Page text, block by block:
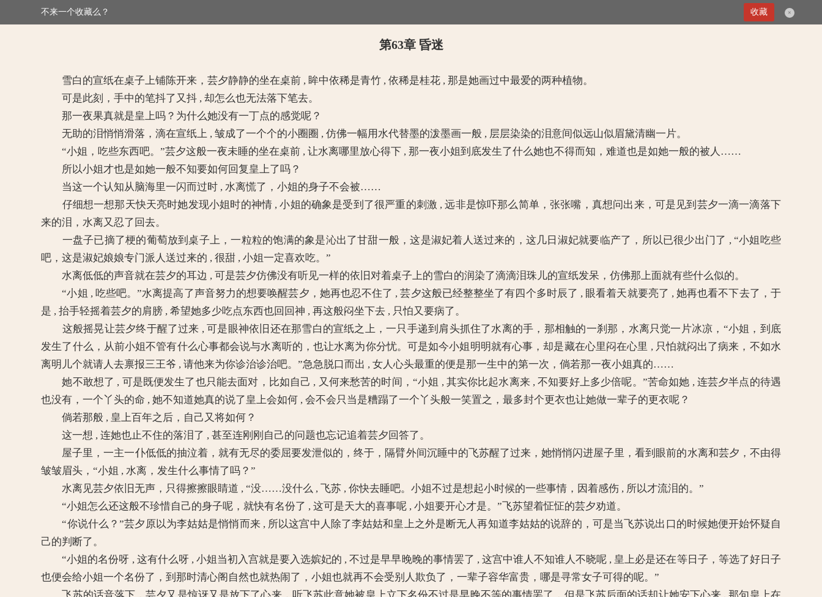
>媚倾天下：妖孽王爷别乱来 第63章 昏迷
第63章 昏迷
雪白的宣纸在桌子上铺陈开来，芸夕静静的坐在桌前 , 眸中依稀是青竹 , 依稀是桂花 , 那是她画过中最爱的两种植物。
可是此刻，手中的笔抖了又抖 , 却怎么也无法落下笔去。
那一夜果真就是皇上吗？为什么她没有一丁点的感觉呢？
无助的泪悄悄滑落，滴在宣纸上 , 皱成了一个个的小圈圈 , 仿佛一幅用水代替墨的泼墨画一般 , 层层染染的泪意间似远山似眉黛清幽一片。
“小姐，吃些东西吧。”芸夕这般一夜未睡的坐在桌前 , 让水离哪里放心得下 , 那一夜小姐到底发生了什么她也不得而知，难道也是如她一般的被人……
所以小姐才也是如她一般不知要如何回复皇上了吗？
当这一个认知从脑海里一闪而过时 , 水离慌了，小姐的身子不会被……
仔细想一想那天快天亮时她发现小姐时的神情 , 小姐的确象是受到了很严重的刺激 , 远非是惊吓那么简单，张张嘴，真想问出来，可是见到芸夕一滴一滴落下
来的泪，水离又忍了回去。
一盘子已摘了梗的葡萄放到桌子上，一粒粒的饱满的象是沁出了甘甜一般，这是淑妃着人送过来的，这几日淑妃就要临产了，所以已很少出门了 , “小姐吃些
吧，这是淑妃娘娘专门派人送过来的 , 很甜 , 小姐一定喜欢吃。”
水离低低的声音就在芸夕的耳边 , 可是芸夕仿佛没有听见一样的依旧对着桌子上的雪白的润染了滴滴泪珠儿的宣纸发呆，仿佛那上面就有些什么似的。
“小姐 , 吃些吧。”水离提高了声音努力的想要唤醒芸夕，她再也忍不住了 , 芸夕这般已经整整坐了有四个多时辰了 , 眼看着天就要亮了 , 她再也看不下去了，于
是 , 抬手轻摇着芸夕的肩膀 , 希望她多少吃点东西也回回神 , 再这般闷坐下去 , 只怕又要病了。
这般摇晃让芸夕终于醒了过来 , 可是眼神依旧还在那雪白的宣纸之上，一只手递到肩头抓住了水离的手，那相触的一刹那，水离只觉一片冰凉，“小姐，到底
发生了什么，从前小姐不管有什么心事都会说与水离听的，也让水离为你分忧。可是如今小姐明明就有心事，却是藏在心里闷在心里 , 只怕就闷出了病来，不如水
离明儿个就请人去禀报三王爷 , 请他来为你诊治诊治吧。”急急脱口而出 , 女人心头最重的便是那一生中的第一次，倘若那一夜小姐真的……
她不敢想了 , 可是既便发生了也只能去面对，比如自己 , 又何来愁苦的时间，“小姐 , 其实你比起水离来 , 不知要好上多少倍呢。”苦命如她 , 连芸夕半点的待遇
也没有，一个丫头的命 , 她不知道她真的说了皇上会如何 , 会不会只当是糟蹋了一个丫头般一笑置之，最多封个更衣也让她做一辈子的更衣呢？
倘若那般 , 皇上百年之后，自己又将如何？
这一想 , 连她也止不住的落泪了 , 甚至连刚刚自己的问题也忘记追着芸夕回答了。
屋子里，一主一仆低低的抽泣着，就有无尽的委屈要发泄似的，终于，隔臂外间沉睡中的飞苏醒了过来，她悄悄闪进屋子里，看到眼前的水离和芸夕，不由得
皱皱眉头，“小姐 , 水离，发生什么事情了吗？”
水离见芸夕依旧无声，只得擦擦眼睛道 , “没……没什么 , 飞苏 , 你快去睡吧。小姐不过是想起小时候的一些事情，因着感伤 , 所以才流泪的。”
“小姐怎么还这般不珍惜自己的身子呢，就快有名份了 , 这可是天大的喜事呢 , 小姐要开心才是。”飞苏望着怔怔的芸夕劝道。
“你说什么？”芸夕原以为李姑姑是悄悄而来 , 所以这宫中人除了李姑姑和皇上之外是断无人再知道李姑姑的说辞的，可是当飞苏说出口的时候她便开始怀疑自
己的判断了。
“小姐的名份呀 , 这有什么呀 , 小姐当初入宫就是要入选嫔妃的 , 不过是早早晚晚的事情罢了 , 这宫中谁人不知谁人不晓呢 , 皇上必是还在等日子，等选了好日子
也便会给小姐一个名份了，到那时清心阁自然也就热闹了，小姐也就再不会受别人欺负了，一辈子容华富贵，哪是寻常女子可得的呢。”
不来一个收藏么？ ×
收藏